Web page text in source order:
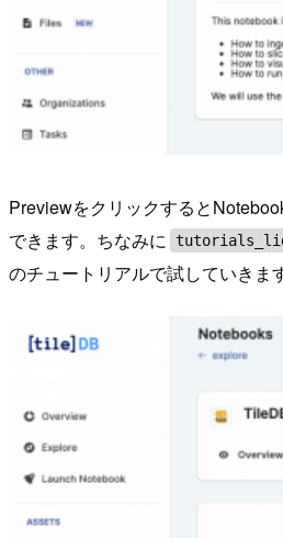
Previewをクリックすると
できます。ちなみに
のチュートリアルで試していきます